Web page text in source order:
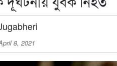
8, 2021